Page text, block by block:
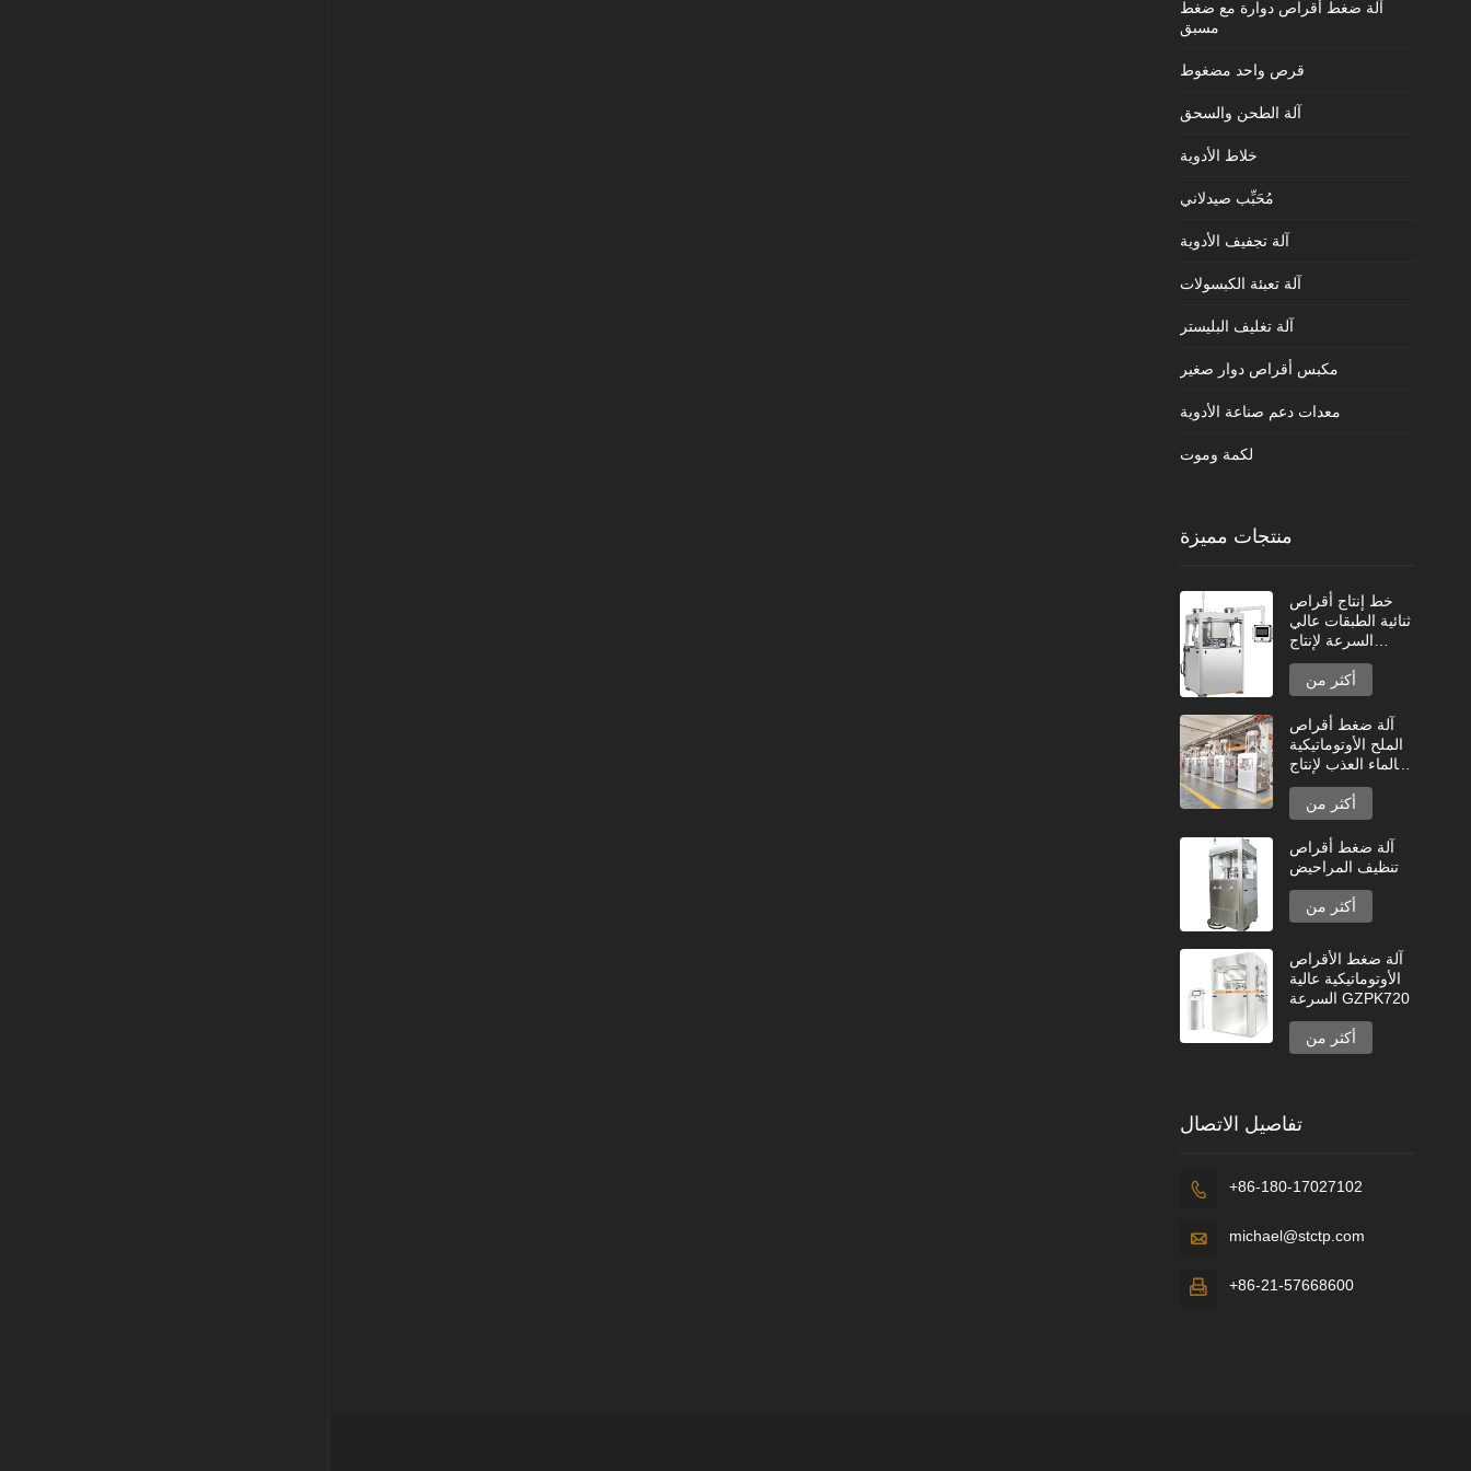
آلة ضغط أقراص دوارة مع ضغط
مسبق
قرص واحد مضغوط
آلة الطحن والسحق
خلاط الأدوية
مُحَبِّب صيدلاني
آلة تجفيف الأدوية
آلة تعبئة الكبسولات
آلة تغليف البليستر
مكبس أقراص دوار صغير
معدات دعم صناعة الأدوية
لكمة وموت
منتجات مميزة
خط إنتاج أقراص
ثنائية الطبقات عالي
السرعة لإنتاج
الأقراص الصناعية
أكثر من
آلة ضغط أقراص
الملح الأوتوماتيكية
بالماء العذب لإنتاج
عالي السعة
أكثر من
آلة ضغط أقراص
تنظيف المراحيض
أكثر من
آلة ضغط الأقراص
الأوتوماتيكية عالية
السرعة GZPK720
أكثر من
تفاصيل الاتصال
 +86-180-17027102
 michael@stctp.com
 +86-21-57668600